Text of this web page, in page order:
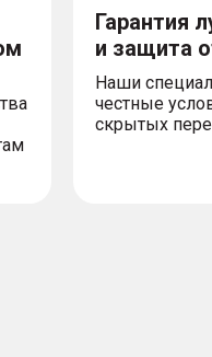
Гарантия
и защита
Наши
честные
скрытых